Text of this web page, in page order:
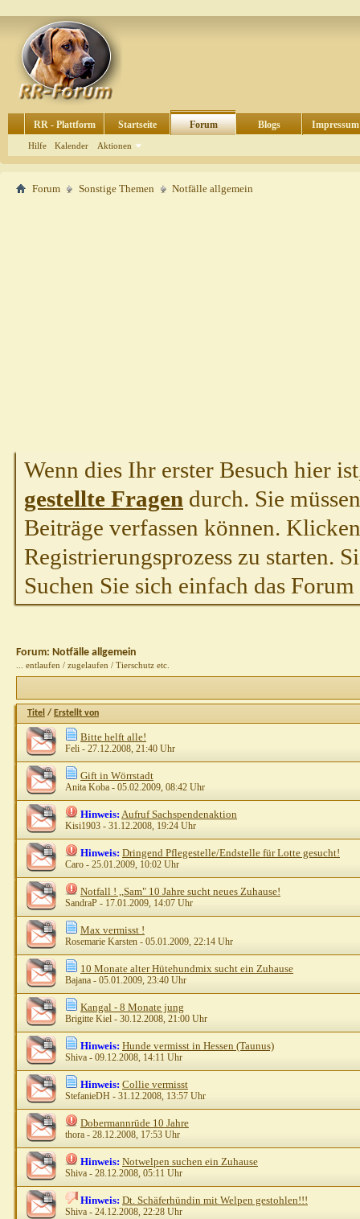
RR - Plattform Startseite Forum
Hilfe Kalender Aktionen
Blogs Impressum
Forum Sonstige Themen Notfälle allgemein
Wenn dies Ihr erster Besuch hier
gestellte Fragen durch. Sie
Beiträge verfassen können.
Registrierungsprozess zu starten.
Suchen Sie sich einfach das
Forum: Notfälle allgemein
... entlaufen / zugelaufen / Tierschutz etc.
Titel / Erstellt von
Bitte helft alle!
Feli - 27.12.2008, 21:40 Uhr
Gift in Wörrstadt
Anita Koba - 05.02.2009, 08:42 Uhr
Hinweis: Aufruf Sachspendenaktion
Kisi1903 - 31.12.2008, 19:24 Uhr
Hinweis: Dringend Pflegestelle/Endstelle für Lotte gesucht!
Caro - 25.01.2009, 10:02 Uhr
Notfall ! ,,Sam" 10 Jahre sucht neues Zuhause!
SandraP - 17.01.2009, 14:07 Uhr
Max vermisst !
Rosemarie Karsten - 05.01.2009, 22:14 Uhr
10 Monate alter Hütehundmix sucht ein Zuhause
Bajana - 05.01.2009, 23:40 Uhr
Kangal - 8 Monate jung
Brigitte Kiel - 30.12.2008, 21:00 Uhr
Hinweis: Hunde vermisst in Hessen (Taunus)
Shiva - 09.12.2008, 14:11 Uhr
Hinweis: Collie vermisst
StefanieDH - 31.12.2008, 13:57 Uhr
Dobermannrüde 10 Jahre
thora - 28.12.2008, 17:53 Uhr
Hinweis: Notwelpen suchen ein Zuhause
Shiva - 28.12.2008, 05:11 Uhr
Hinweis: Dt. Schäferhündin mit Welpen gestohlen!!!
Shiva - 24.12.2008, 22:28 Uhr